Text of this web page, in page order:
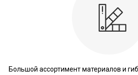
Большой ассортимент материалов и